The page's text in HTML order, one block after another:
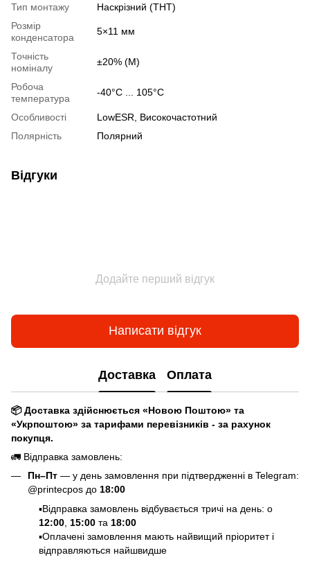
Тип монтажу
Наскрізний (THT)
Розмір
конденсатора
5×11 мм
Точність
номіналу
±20% (M)
Робоча
температура
-40°C ... 105°C
Особливості
LowESR, Високочастотний
Полярність
Полярний
Відгуки
Додайте перший відгук
Написати відгук
Доставка Оплата
📦 Доставка здійснюється «Новою Поштою» та
«Укрпоштою» за тарифами перевізників - за рахунок
покупця.
🚛 Відправка замовлень:
Пн–Пт — у день замовлення при підтвердженні в Telegram:
@printecpos до 18:00
▪️Відправка замовлень відбувається тричі на день: о
12:00 15:00 та 18:00
▪️Оплачені замовлення мають найвищий пріоритет і
відправляються найшвидше